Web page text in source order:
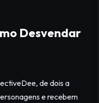
Desvendar
de dois a
e recebem